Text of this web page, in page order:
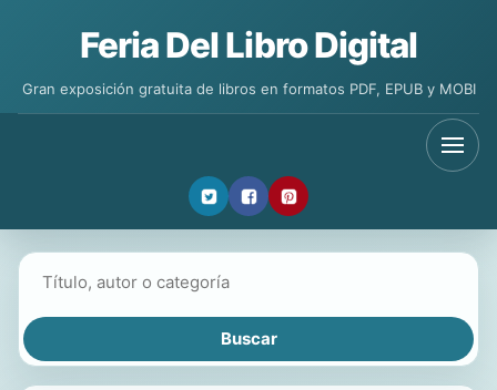
Feria Del Libro Digital
Gran exposición gratuita de libros en formatos PDF, EPUB y MOBI